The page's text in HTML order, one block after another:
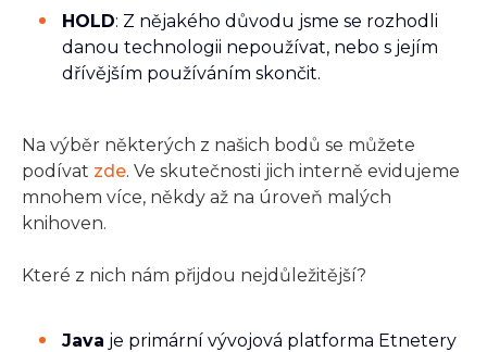
HOLD: Z nějakého důvodu jsme se rozhodli
danou technologii nepoužívat, nebo s jejím
dřívějším používáním skončit.
Na výběr některých z našich bodů se můžete
podívat zde. Ve skutečnosti jich interně evidujeme
mnohem více, někdy až na úroveň malých
knihoven.
Které z nich nám přijdou nejdůležitější?
Java je primární vývojová platforma Etnetery